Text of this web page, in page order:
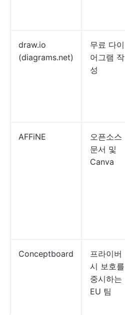
draw.io
(diagrams.net)
무료 다이
어그램 작
성
AFFiNE
오픈소스
문서 및
Canva
Conceptboard
프라이버
시 보호를
중시하는
EU 팀